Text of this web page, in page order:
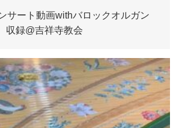
サート動画withバロックオルガン
収録@吉祥寺教会